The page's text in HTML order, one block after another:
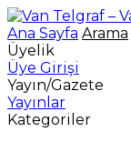
Ana Sayfa Arama
Üyelik
Üye Girişi
Yayın/Gazete
Yayınlar
Kategoriler